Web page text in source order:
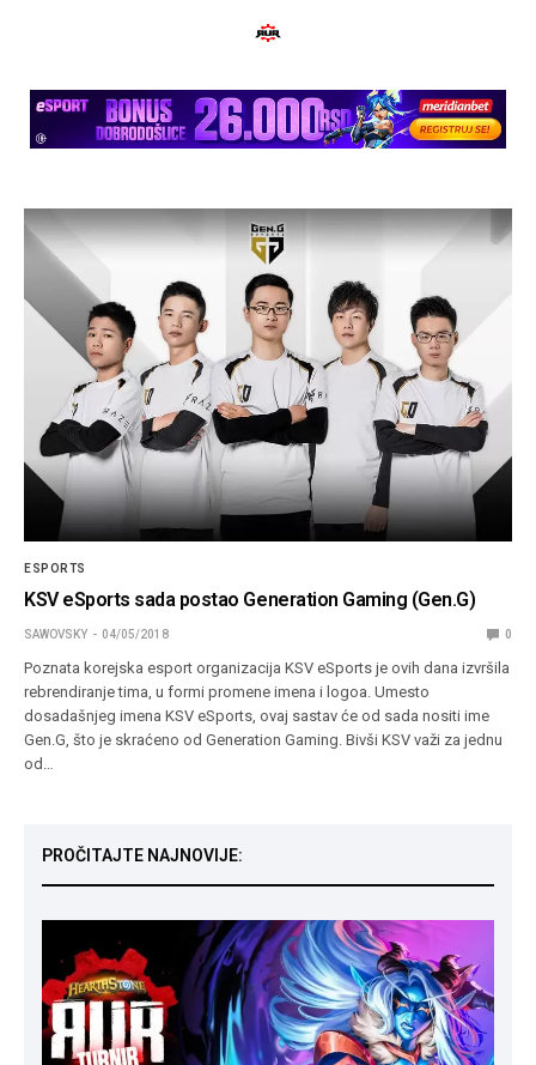
ESPORTS
KSV eSports sada postao Generation Gaming (Gen.G)
SAWOVSKY 04/05/2018 0
Poznata korejska esport organizacija KSV eSports je ovih dana izvršila
rebrendiranje tima, u formi promene imena i logoa. Umesto
dosadašnjeg imena KSV eSports, ovaj sastav će od sada nositi ime
Gen.G, što je skraćeno od Generation Gaming. Bivši KSV važi za jednu
od…
PROČITAJTE NAJNOVIJE: